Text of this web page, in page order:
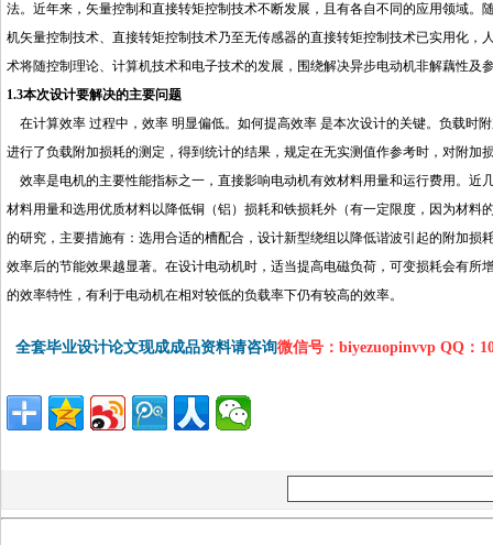
法。近年来，矢量控制和直接转矩控制技术不断发展，且有各自不同的应用领域
机矢量控制技术、直接转矩控制技术乃至无传感器的直接转矩控制技术已实用化
术将随控制理论、计算机技术和电子技术的发展，围绕解决异步电动机非解藕性及
1.3本次设计要解决的主要问题
在计算效率 过程中，效率 明显偏低。如何提高效率 是本次设计的关键。负载时
进行了负载附加损耗的测定，得到统计的结果，规定在无实测值作参考时，对附加
效率是电机的主要性能指标之一，直接影响电动机有效材料用量和运行费用。近
材料用量和选用优质材料以降低铜（铝）损耗和铁损耗外（有一定限度，因为材
的研究，主要措施有：选用合适的槽配合，设计新型绕组以降低谐波引起的附加
效率后的节能效果越显著。在设计电动机时，适当提高电磁负荷，可变损耗会有
的效率特性，有利于电动机在相对较低的负载率下仍有较高的效率。
全套毕业设计论文现成成品资料请咨询微信号：biyezuopinvvp QQ